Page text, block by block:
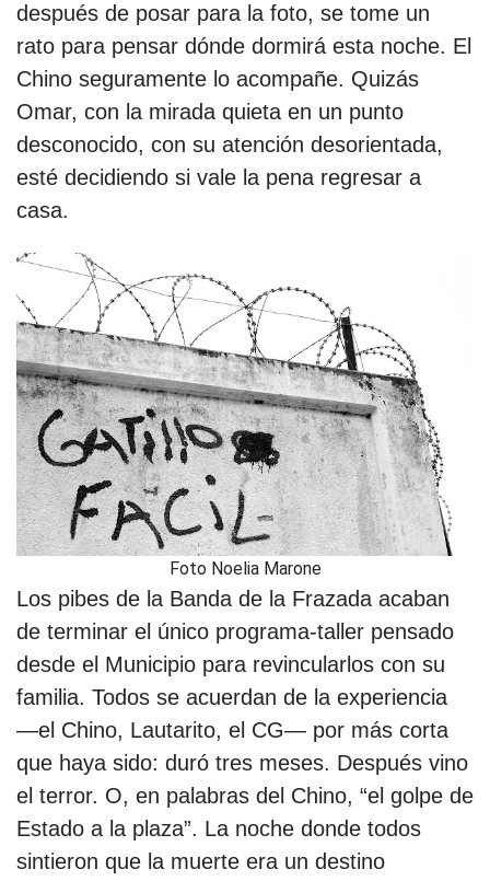
después de posar para la foto, se tome un
rato para pensar dónde dormirá esta noche. El
Chino seguramente lo acompañe. Quizás
Omar, con la mirada quieta en un punto
desconocido, con su atención desorientada,
esté decidiendo si vale la pena regresar a
casa.
Foto Noelia Marone
Los pibes de la Banda de la Frazada acaban
de terminar el único programa-taller pensado
desde el Municipio para revincularlos con su
familia. Todos se acuerdan de la experiencia
—el Chino, Lautarito, el CG— por más corta
que haya sido: duró tres meses. Después vino
el terror. O, en palabras del Chino, “el golpe de
Estado a la plaza”. La noche donde todos
sintieron que la muerte era un destino